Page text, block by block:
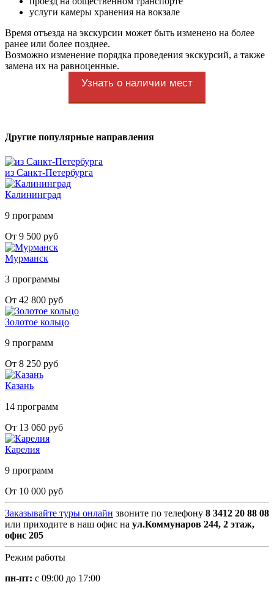
услуги камеры хранения на вокзале
Время отъезда на экскурсии может быть изменено на более
ранее или более позднее.
Возможно изменение порядка проведения экскурсий, а также
замена их на равноценные.
Узнать о наличии мест
Другие популярные направления
из Санкт-Петербурга
Калининград
9 программ
От 9 500 руб
Мурманск
3 программы
От 42 800 руб
Золотое кольцо
9 программ
От 8 250 руб
Казань
14 программ
От 13 060 руб
Карелия
9 программ
От 10 000 руб
Заказывайте туры онлайн звоните по телефону 8 3412 20 88 08
или приходите в наш офис на ул.Коммунаров 244, 2 этаж,
офис 205
Режим работы
пн-пт: с 09:00 до 17:00